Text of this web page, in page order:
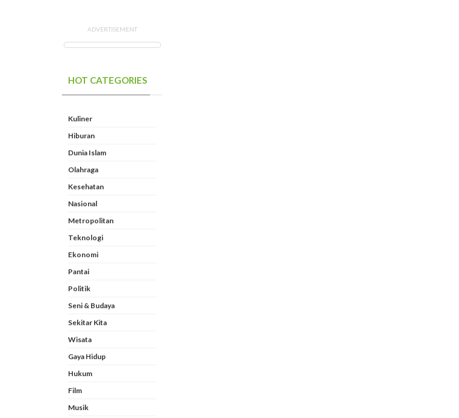
ADVERTISEMENT
HOT CATEGORIES
Kuliner
Hiburan
Dunia Islam
Olahraga
Kesehatan
Nasional
Metropolitan
Teknologi
Ekonomi
Pantai
Politik
Seni & Budaya
Sekitar Kita
Wisata
Gaya Hidup
Hukum
Film
Musik